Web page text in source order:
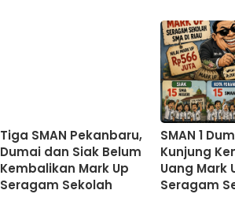
Tiga SMAN Pekanbaru,
Dumai dan Siak Belum
Kembalikan Mark Up
Seragam Sekolah
SMAN 1
Kunjung
Uang Mark
Seragam